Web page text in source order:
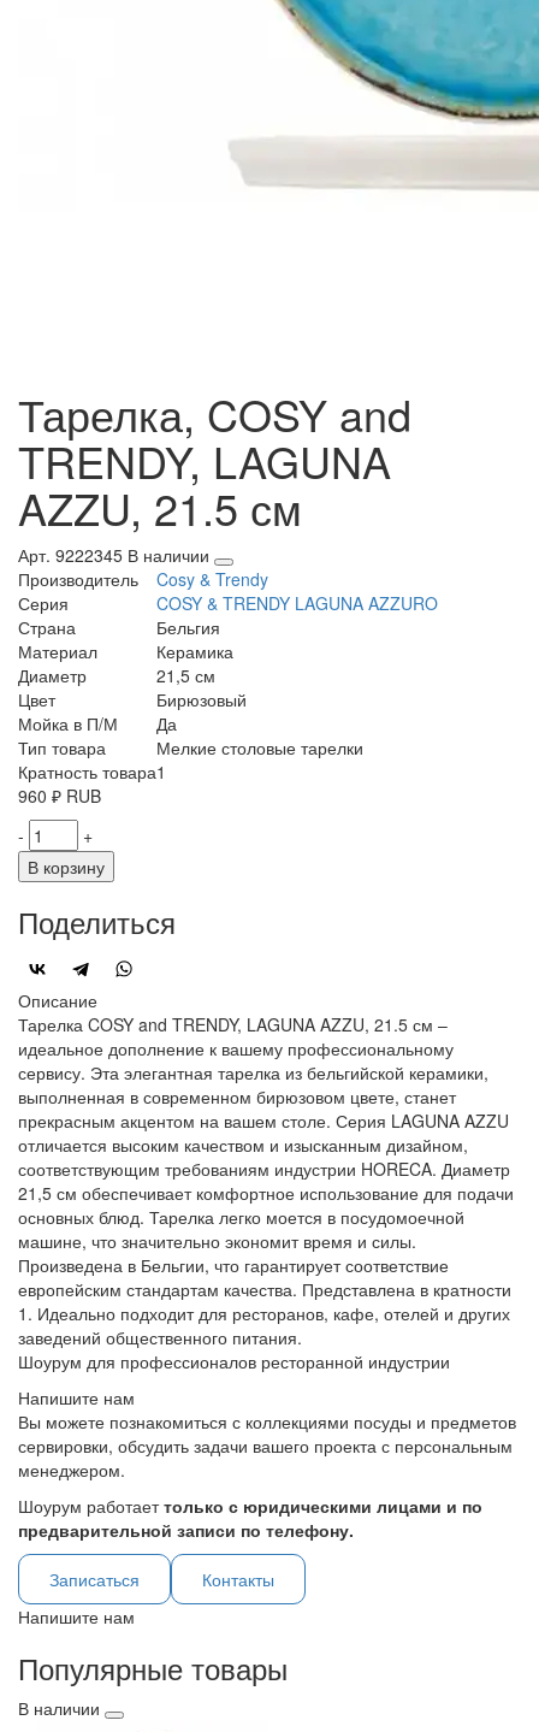
Тарелка, COSY and
TRENDY, LAGUNA
AZZU, 21.5 см
Арт. 9222345 В наличии
Производитель
Cosy & Trendy
Серия
COSY & TRENDY LAGUNA AZZURO
Страна
Бельгия
Материал
Керамика
Диаметр
21,5 см
Цвет
Бирюзовый
Мойка в П/М
Да
Тип товара
Мелкие столовые тарелки
Кратность товара1
960 ₽ RUB
-
+
В корзину
Поделиться
Описание
Тарелка COSY and TRENDY, LAGUNA AZZU, 21.5 см –
идеальное дополнение к вашему профессиональному
сервису. Эта элегантная тарелка из бельгийской керамики,
выполненная в современном бирюзовом цвете, станет
прекрасным акцентом на вашем столе. Серия LAGUNA AZZU
отличается высоким качеством и изысканным дизайном,
соответствующим требованиям индустрии HORECA. Диаметр
21,5 см обеспечивает комфортное использование для подачи
основных блюд. Тарелка легко моется в посудомоечной
машине, что значительно экономит время и силы.
Произведена в Бельгии, что гарантирует соответствие
европейским стандартам качества. Представлена в кратности
1. Идеально подходит для ресторанов, кафе, отелей и других
заведений общественного питания.
Шоурум для профессионалов ресторанной индустрии
Напишите нам
Вы можете познакомиться с коллекциями посуды и предметов
сервировки, обсудить задачи вашего проекта с персональным
менеджером.
Шоурум работаеттолько с юридическими лицами и по
предварительной записи по телефону.
Записаться
Контакты
Напишите нам
Популярные товары
В наличии